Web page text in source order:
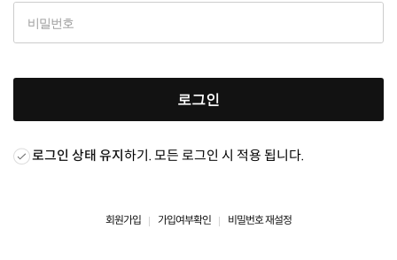
로그인
로그인 상태 유지하기. 모든 로그인 시 적용 됩니다.
회원가입 가입여부확인 비밀번호 재설정